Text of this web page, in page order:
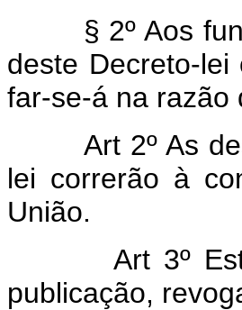
§ 2º Aos
deste Decreto-
far-se-á na razão
Art 2º As
lei correrão à
União.
Art 3º Este
publicação,